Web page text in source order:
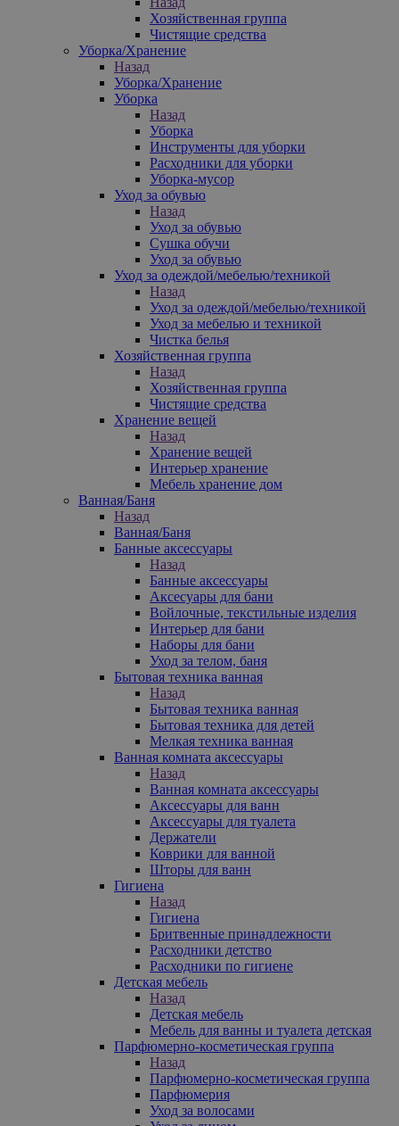
Хозяйственная группа
Чистящие средства
Уборка/Хранение
Назад
Уборка/Хранение
Уборка
Назад
Уборка
Инструменты для уборки
Расходники для уборки
Уборка-мусор
Уход за обувью
Назад
Уход за обувью
Сушка обучи
Уход за обувью
Уход за одеждой/мебелью/техникой
Назад
Уход за одеждой/мебелью/техникой
Уход за мебелью и техникой
Чистка белья
Хозяйственная группа
Назад
Хозяйственная группа
Чистящие средства
Хранение вещей
Назад
Хранение вещей
Интерьер хранение
Мебель хранение дом
Ванная/Баня
Назад
Ванная/Баня
Банные аксессуары
Назад
Банные аксессуары
Аксесуары для бани
Войлочные, текстильные изделия
Интерьер для бани
Наборы для бани
Уход за телом, баня
Бытовая техника ванная
Назад
Бытовая техника ванная
Бытовая техника для детей
Мелкая техника ванная
Ванная комната аксессуары
Назад
Ванная комната аксессуары
Аксессуары для ванн
Аксессуары для туалета
Держатели
Коврики для ванной
Шторы для ванн
Гигиена
Назад
Гигиена
Бритвенные принадлежности
Расходники детство
Расходники по гигиене
Детская мебель
Назад
Детская мебель
Мебель для ванны и туалета детская
Парфюмерно-косметическая группа
Назад
Парфюмерно-косметическая группа
Парфюмерия
Уход за волосами